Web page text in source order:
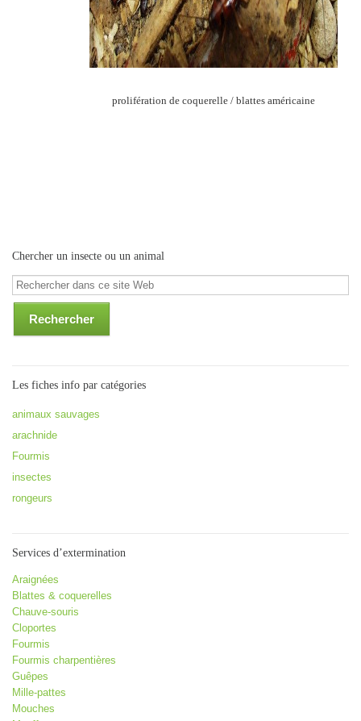
prolifération de coquerelle / blattes américaine
Chercher un insecte ou un animal
Les fiches info par catégories
animaux sauvages
arachnide
Fourmis
insectes
rongeurs
Services d’extermination
Araignées
Blattes & coquerelles
Chauve-souris
Cloportes
Fourmis
Fourmis charpentières
Guêpes
Mille-pattes
Mouches